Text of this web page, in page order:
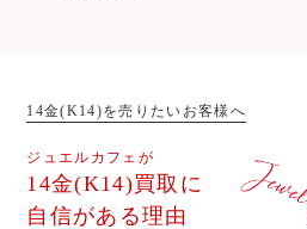
14金(K14)を売りたいお客様へ
ジュエルカフェが
14金(K14)買取に
自信がある理由